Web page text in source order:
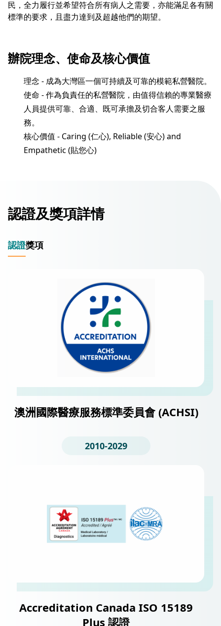
民，全力履行並希望符合所有病人之需要，亦能滿足各有關
標準的要求，且盡力達到及超越他們的期望。
辦院理念、使命及核心價值
理念 - 成為大灣區一個可持續及可靠的模範私營醫院。
使命 - 作為負責任的私營醫院，由值得信賴的專業醫療
人員提供可靠、合適、既可承擔及切合客人需要之服
務。
核心價值 - Caring (仁心), Reliable (安心) and
Empathetic (貼您心)
認證及獎項詳情
認證獎項
澳洲國際醫療服務標準委員會 (ACHSI)
2010-2029
Accreditation Canada ISO 15189
Plus 認證